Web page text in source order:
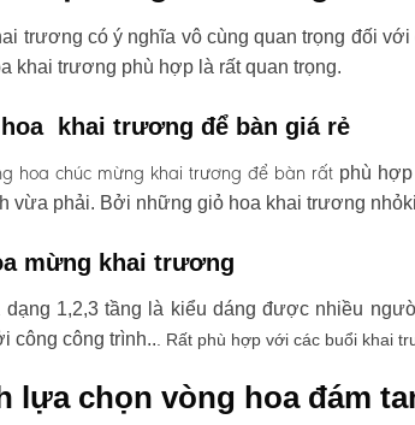
trương có ý nghĩa vô cùng quan trọng đối
khai trương phù hợp là rất quan trọng.
khai trương để bàn giá rẻ
hoa chúc mừng khai trương để bàn rấtphù hợp
vừa phải. Bởi những giỏ hoa khai trương
mừng khai trương
dạng 1,2,3 tầng là kiểu dáng được nhiều
công công trình.. . Rất phù hợp với các buổi khai
lựa chọn vòng hoa đám